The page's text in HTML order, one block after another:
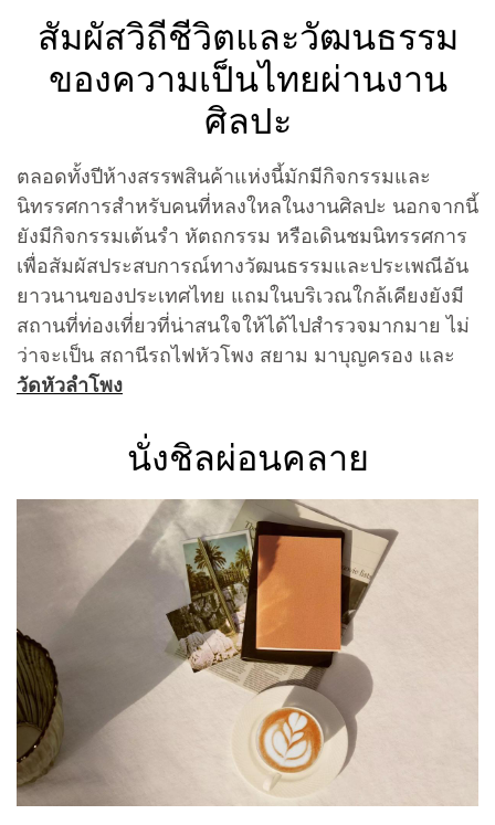
สัมผัสวิถีชีวิตและวัฒนธรรม
ของความเป็นไทยผ่านงาน
ศิลปะ
ตลอดทั้งปีห้างสรรพสินค้าแห่งนี้มักมีกิจกรรมและ
นิทรรศการสำหรับคนที่หลงใหลในงานศิลปะ นอกจากนี้
ยังมีกิจกรรมเต้นรำ หัตถกรรม หรือเดินชมนิทรรศการ
เพื่อสัมผัสประสบการณ์ทางวัฒนธรรมและประเพณีอัน
ยาวนานของประเทศไทย แถมในบริเวณใกล้เคียงยังมี
สถานที่ท่องเที่ยวที่น่าสนใจให้ได้ไปสำรวจมากมาย ไม่
ว่าจะเป็น สถานีรถไฟหัวโพง สยาม มาบุญครอง และ
วัดหัวลำโพง
นั่งชิลผ่อนคลาย